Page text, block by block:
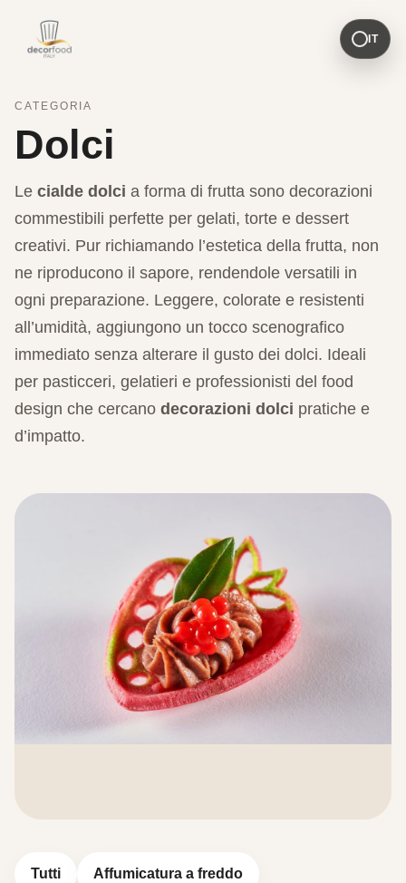
IT
CATEGORIA
Dolci
Le cialde dolci a forma di frutta sono decorazioni
commestibili perfette per gelati, torte e dessert
creativi. Pur richiamando l’estetica della frutta, non
ne riproducono il sapore, rendendole versatili in
ogni preparazione. Leggere, colorate e resistenti
all’umidità, aggiungono un tocco scenografico
immediato senza alterare il gusto dei dolci. Ideali
per pasticceri, gelatieri e professionisti del food
design che cercano decorazioni dolci pratiche e
d’impatto.
Tutti Affumicatura a freddo